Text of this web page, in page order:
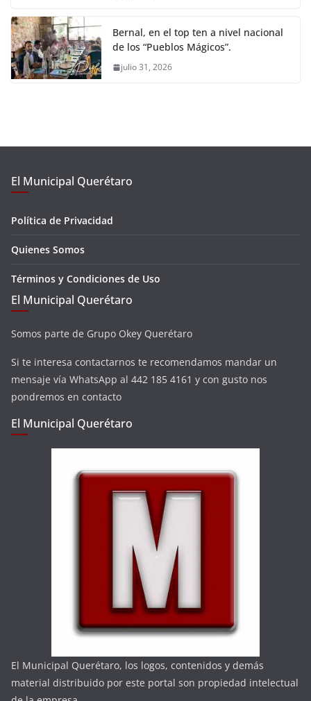
Bernal, en el top ten a nivel nacional
de los “Pueblos Mágicos”.
julio 31, 2026
El Municipal Querétaro
Política de Privacidad
Quienes Somos
Términos y Condiciones de Uso
El Municipal Querétaro
Somos parte de Grupo Okey Querétaro
Si te interesa contactarnos te recomendamos mandar un
mensaje vía WhatsApp al 442 185 4161 y con gusto nos
pondremos en contacto
El Municipal Querétaro
El Municipal Querétaro, los logos, contenidos y demás
material distribuido por este portal son propiedad intelectual